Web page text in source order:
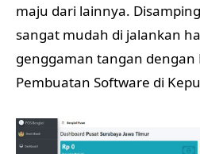
maju dari lainnya.
sangat mudah di jalankan
genggaman tangan dengan
Pembuatan Software di